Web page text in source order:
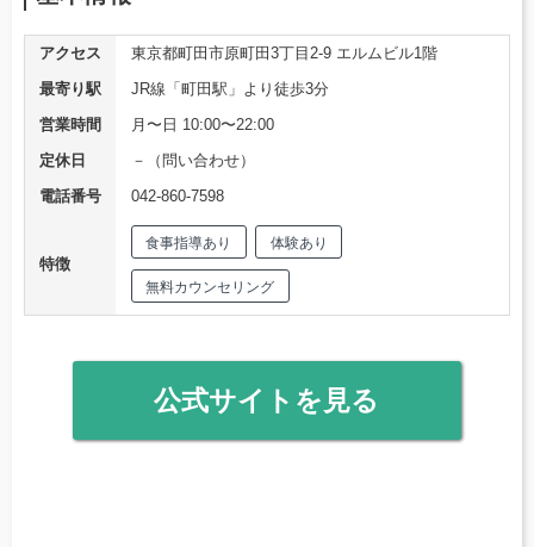
アクセス
東京都町田市原町田3丁目2-9 エルムビル1階
最寄り駅
JR線「町田駅」より徒歩3分
営業時間
月〜日 10:00〜22:00
定休日
－（問い合わせ）
電話番号
042-860-7598
特徴
食事指導あり 体験あり
無料カウンセリング
公式サイトを見る